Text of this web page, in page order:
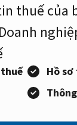
thuế của
Hồ